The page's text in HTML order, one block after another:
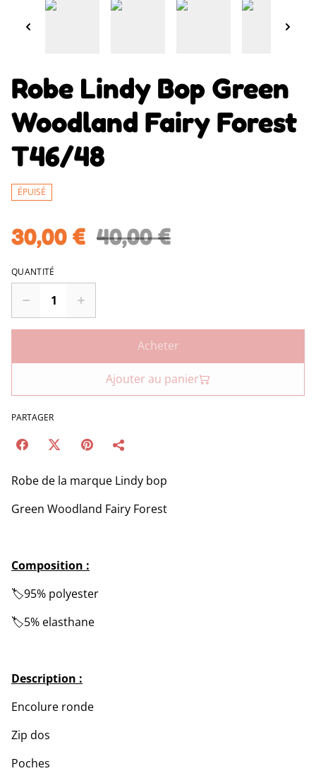
Robe Lindy Bop Green
Woodland Fairy Forest
T46/48
ÉPUISÉ
30,00 € 40,00 €
QUANTITÉ
Acheter
Ajouter au panier
PARTAGER
Robe de la marque Lindy bop
Green Woodland Fairy Forest
Composition :
🏷️95% polyester
🏷️5% elasthane
Description :
Encolure ronde
Zip dos
Poches